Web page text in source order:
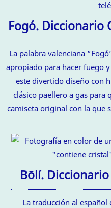
Fogó. Diccionario
La palabra valenciana
apropiado para hacer fuego
este divertido diseño con
clásico paellero a gas para
camiseta original con la que
Bōlí.
La traducción al español